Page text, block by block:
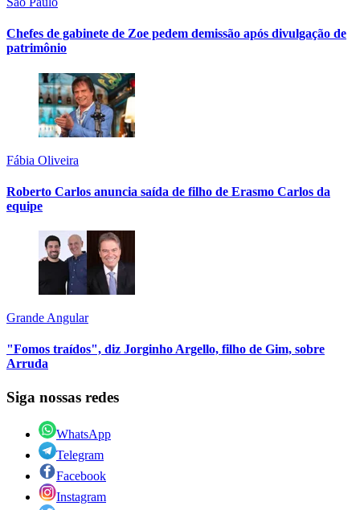
Chefes de gabinete de Zoe pedem demissão após divulgação de
patrimônio
Fábia Oliveira
Roberto Carlos anuncia saída de filho de Erasmo Carlos da
equipe
Grande Angular
"Fomos traídos", diz Jorginho Argello, filho de Gim, sobre
Arruda
Siga nossas redes
WhatsApp
Telegram
Facebook
Instagram